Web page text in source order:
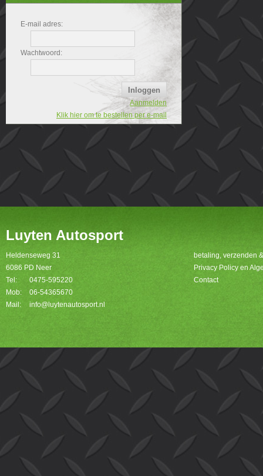
E-mail adres:
Wachtwoord:
Aanmelden
Klik hier om te bestellen per e-mail
Luyten Autosport
Heldenseweg 31
6086 PD Neer
Tel:
0475-595220
Mob:
06-54365670
Mail:
info@luytenautosport.nl
betaling, verzenden
Privacy Policy en
Contact